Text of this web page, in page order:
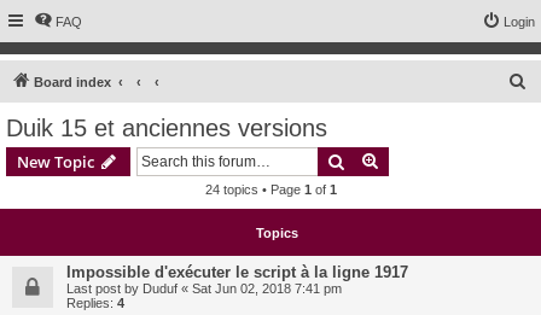
FAQ Login
Board index
Duik 15 et anciennes versions
New Topic Search
24 topics • Page 1 of 1
Topics
Impossible d'exécuter le script à la ligne 1917
Last post by Duduf « Sat Jun 02, 2018 7:41 pm
Replies: 4